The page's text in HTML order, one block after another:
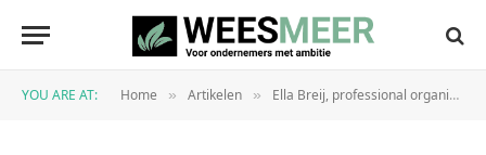
YOU ARE AT: Home » Artikelen » Ella Breij, professional organizer: thuis in huis en op je werkplek